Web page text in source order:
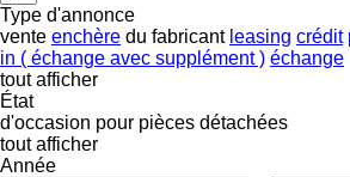
Type d'annonce
vente enchère du fabricant leasing crédit
in ( échange avec supplément ) échange
tout afficher
État
d'occasion pour pièces détachées
tout afficher
Année